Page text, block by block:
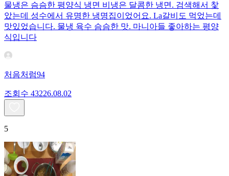
물냉은 슴슴한 평양식 냉면 비냉은 달콤한 냉면. 검색해서 찿
았는데 성수에서 유명한 냉명집이었어요. La갈비도 먹었는데
맛있었습니다. 물냉 육수 슴슴한 맛. 마니아들 좋아하는 평양
식입니다
처음처럼94
조회수 43226.08.02
5